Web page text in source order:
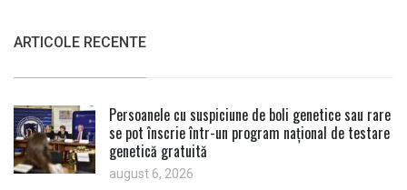
ARTICOLE RECENTE
Persoanele cu suspiciune de boli genetice sau rare
se pot înscrie într-un program național de testare
genetică gratuită
august 6, 2026